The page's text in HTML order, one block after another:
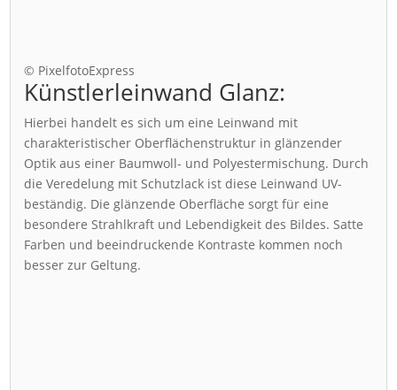
© PixelfotoExpress
Künstlerleinwand Glanz:
Hierbei handelt es sich um eine Leinwand mit
charakteristischer Oberflächenstruktur in glänzender
Optik aus einer Baumwoll- und Polyestermischung. Durch
die Veredelung mit Schutzlack ist diese Leinwand UV-
beständig. Die glänzende Oberfläche sorgt für eine
besondere Strahlkraft und Lebendigkeit des Bildes. Satte
Farben und beeindruckende Kontraste kommen noch
besser zur Geltung.